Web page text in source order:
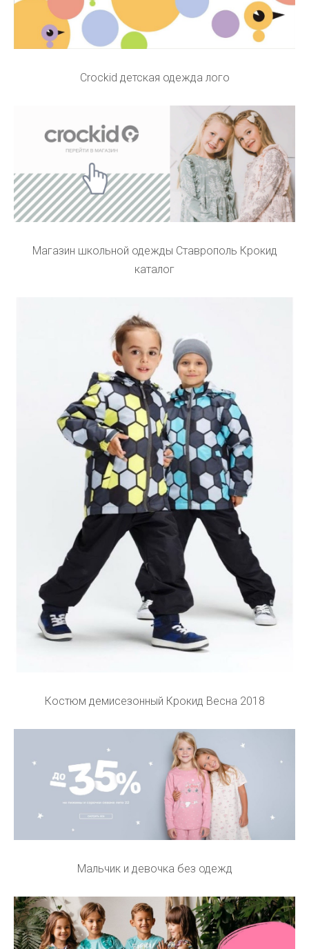
Crockid детская одежда лого
Магазин школьной одежды Ставрополь Крокид
каталог
Костюм демисезонный Крокид Весна 2018
Мальчик и девочка без одежд